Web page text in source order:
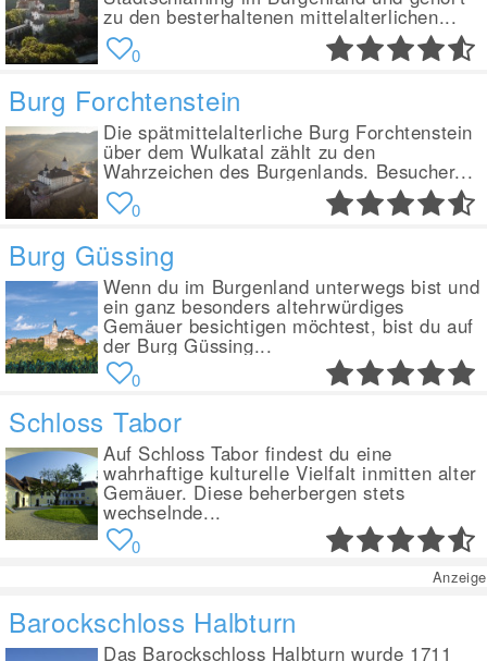
zu den besterhaltenen mittelalterlichen...
0
Burg Forchtenstein
Die spätmittelalterliche Burg Forchtenstein
über dem Wulkatal zählt zu den
Wahrzeichen des Burgenlands. Besucher...
0
Burg Güssing
Wenn du im Burgenland unterwegs bist und
ein ganz besonders altehrwürdiges
Gemäuer besichtigen möchtest, bist du auf
der Burg Güssing...
0
Schloss Tabor
Auf Schloss Tabor findest du eine
wahrhaftige kulturelle Vielfalt inmitten alter
Gemäuer. Diese beherbergen stets
wechselnde...
0
Anzeige
Barockschloss Halbturn
Das Barockschloss Halbturn wurde 1711